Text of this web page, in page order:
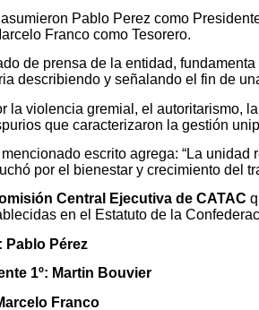
Pablo Perez como
Franco como Tesorero.
de prensa de la entidad,
describiendo y señalando el fin de
la violencia gremial, el autoritarismo,
que caracterizaron la gestión
escrito agrega: “La
por el bienestar y crecimiento del
Central Ejecutiva de CATAC
en el Estatuto de la
Pablo Pérez
1º: Martin Bouvier
Franco